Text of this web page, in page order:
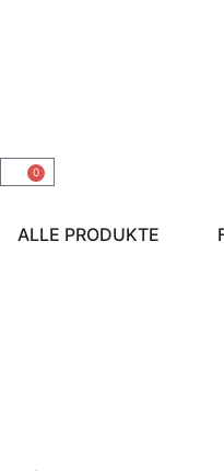
0
ALLE PRODUKTE